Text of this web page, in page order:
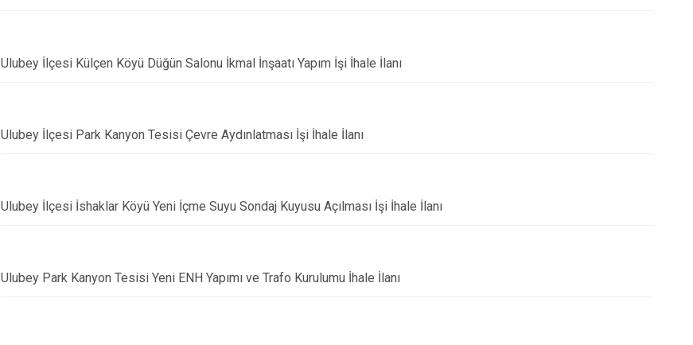
Ulubey İlçesi Külçen Köyü Düğün Salonu İkmal İnşaatı Yapım İşi İhale İlanı
Ulubey İlçesi Park Kanyon Tesisi Çevre Aydınlatması İşi İhale İlanı
Ulubey İlçesi İshaklar Köyü Yeni İçme Suyu Sondaj Kuyusu Açılması İşi İhale İlanı
Ulubey Park Kanyon Tesisi Yeni ENH Yapımı ve Trafo Kurulumu İhale İlanı